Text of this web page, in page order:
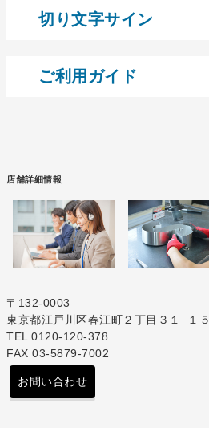
切り文字サイン
ご利用ガイド
店舗詳細情報
〒132-0003
東京都江戸川区春江町２丁目３１−１５
TEL 0120-120-378
FAX 03-5879-7002
お問い合わせ